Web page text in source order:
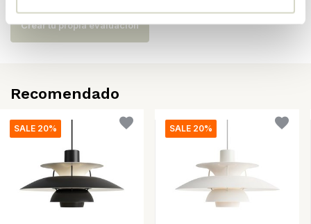
Crear tu propia evaluación
Recomendado
SALE 20% SALE 20%